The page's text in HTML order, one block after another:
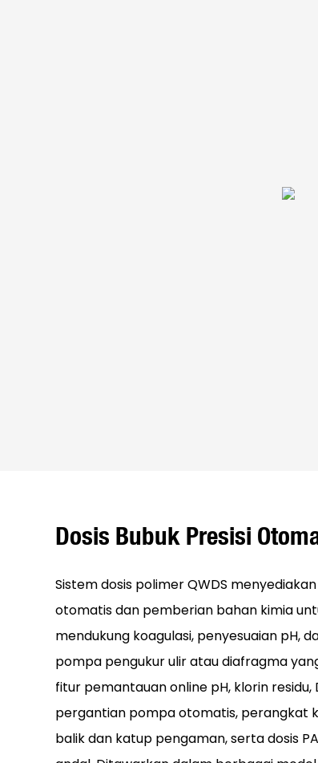
Dosis Bubuk Presisi
Sistem dosis polimer QWDS
otomatis dan pemberian bahan kimia
mendukung koagulasi, penyesuaian pH,
pompa pengukur ulir atau diafragma
fitur pemantauan online pH, klorin
pergantian pompa otomatis, perangkat
balik dan katup pengaman, serta dosis